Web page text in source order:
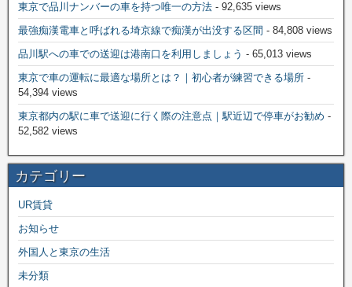
東京で品川ナンバーの車を持つ唯一の方法 - 92,635 views
最強痴漢電車と呼ばれる埼京線で痴漢が出没する区間 - 84,808 views
品川駅への車での送迎は港南口を利用しましょう - 65,013 views
東京で車の運転に最適な場所とは？｜初心者が練習できる場所 -
54,394 views
東京都内の駅に車で送迎に行く際の注意点｜駅近辺で停車がお勧め -
52,582 views
カテゴリー
UR賃貸
お知らせ
外国人と東京の生活
未分類